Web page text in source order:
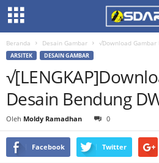
Beranda Desain Gambar √Download Gambar
ARSITEK DESAIN GAMBAR
Desain Bendung
Oleh Moldy Ramadhan 0
Facebook Twitter